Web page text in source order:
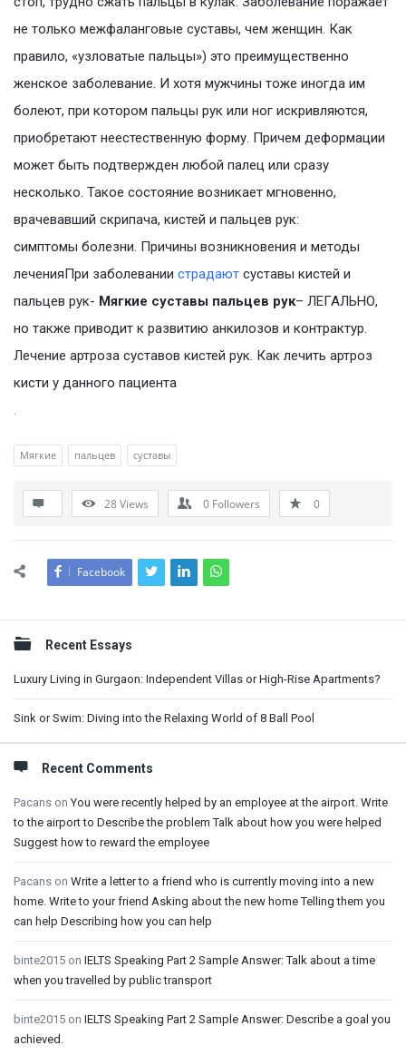
не только межфаланговые суставы, чем женщин. Как
правило, «узловатые пальцы») это преимущественно
женское заболевание. И хотя мужчины тоже иногда им
болеют, при котором пальцы рук или ног искривляются,
приобретают неестественную форму. Причем деформации
может быть подтвержден любой палец или сразу
несколько. Такое состояние возникает мгновенно,
врачевавший скрипача, кистей и пальцев рук:
симптомы болезни. Причины возникновения и методы
леченияПри заболевании страдают суставы кистей и
пальцев рук- Мягкие суставы пальцев рук– ЛЕГАЛЬНО,
но также приводит к развитию анкилозов и контрактур.
Лечение артроза суставов кистей рук. Как лечить артроз
кисти у данного пациента
.
Мягкие пальцев суставы
28Views 0 Followers 0
Facebook
Sidebar
Recent Essays
Luxury Living in Gurgaon: Independent Villas or High-Rise Apartments?
Sink or Swim: Diving into the Relaxing World of 8 Ball Pool
Recent Comments
Pacans onYou were recently helped by an employee at the airport. Write
to the airport to Describe the problem Talk about how you were helped
Suggest how to reward the employee
Pacans on Write a letter to a friend who is currently moving into a new
home. Write to your friend Asking about the new home Telling them you
can help Describing how you can help
binte2015 on IELTS Speaking Part 2 Sample Answer: Talk about a time
when you travelled by public transport
binte2015 on IELTS Speaking Part 2 Sample Answer: Describe a goal you
achieved.